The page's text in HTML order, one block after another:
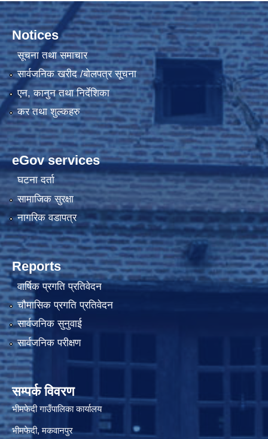
Notices
सूचना तथा समाचार
सार्वजनिक खरीद /बोलपत्र सूचना
एन, कानुन तथा निर्देशिका
कर तथा शुल्कहरु
eGov services
घटना दर्ता
सामाजिक सुरक्षा
नागरिक वडापत्र
Reports
वार्षिक प्रगति प्रतिवेदन
चौमासिक प्रगति प्रतिवेदन
सार्वजनिक सुनुवाई
सार्वजनिक परीक्षण
सम्पर्क विवरण
भीमफेदी गाउँपालिका कार्यालय
भीमफेदी, मकवानपुर